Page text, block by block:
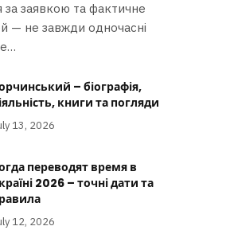
за заявкою та фактичне
— не завжди одночасні
– біографія,
книги та погляди
13, 2026
переводят время в
2026 – точні дати та
12, 2026